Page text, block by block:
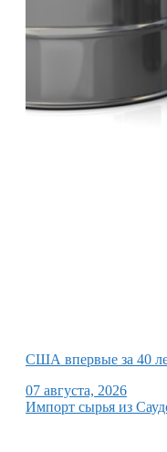
США впервые за 40
07 августа, 2026
Импорт сырья из